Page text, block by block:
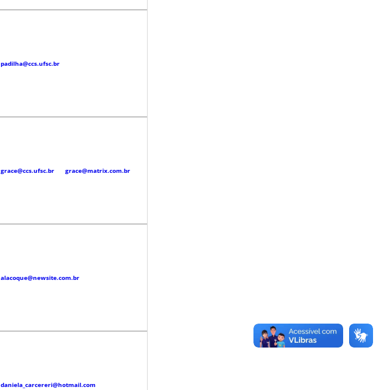
padilha@ccs.ufsc.br
grace@ccs.ufsc.br grace@matrix.com.br
alacoque@newsite.com.br
daniela_carcereri@hotmail.com